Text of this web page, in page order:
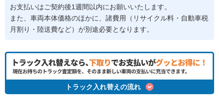
お支払いはご契約後1週間以内にお願いいたします。
また、車両本体価格のほかに、諸費用（リサイクル料・自動車税
月割り・陸送費など）が別途必要となります。
トラック入れ替えの流れ